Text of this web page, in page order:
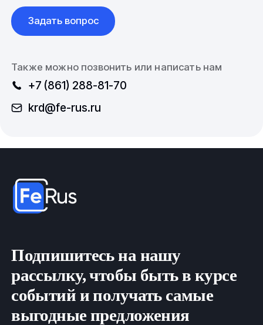
Задать вопрос
Также можно позвонить или написать нам
+7 (861) 288-81-70
krd@fe-rus.ru
Подпишитесь на нашу
рассылку, чтобы быть в курсе
событий и получать самые
выгодные предложения